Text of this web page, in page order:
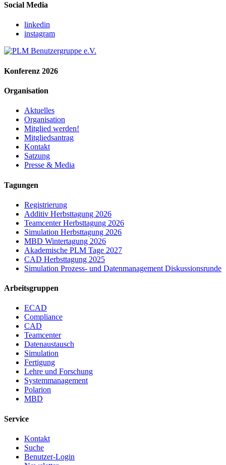
Social Media
linkedin
instagram
Konferenz 2026
Organisation
Aktuelles
Organisation
Mitglied werden!
Mitgliedsantrag
Kontakt
Satzung
Presse & Media
Tagungen
Registrierung
Additiv Herbsttagung 2026
Teamcenter Herbsttagung 2026
Simulation Herbsttagung 2026
MBD Wintertagung 2026
Akademische PLM Tage 2027
CAD Herbsttagung 2025
Simulation Prozess- und Datenmanagement Diskussionsrunde
Arbeitsgruppen
ECAD
Compliance
CAD
Teamcenter
Datenaustausch
Simulation
Fertigung
Lehre und Forschung
Systemmanagement
Polarion
MBD
Service
Kontakt
Suche
Benutzer-Login